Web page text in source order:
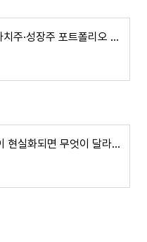
바벨전략이란? 가치주·성장주 포트폴리오 비중 조절로 수익 극대화하는 법
스페이스X 상장이 현실화되면 무엇이 달라질까?｜머스크 사업 제국 재편과 투자 포인트